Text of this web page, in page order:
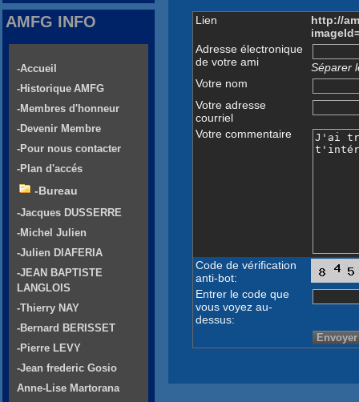
Lien
http://
Adresse électronique
de votre ami
Séparer
Votre nom
Votre adresse
courriel
Votre commentaire
Code de vérification
anti-bot:
Entrer le code que
vous voyez au-
dessus:
AMFG INFO
-Accueil
-Historique AMFG
-Membres d'honneur
-Devenir Membre
-Pour nous contacter
-Plan d'accés
-Bureau
-Jacques DUSSERRE
-Michel Julien
-Julien DIAFERIA
-JEAN BAPTISTE
LANGLOIS
-Thierry NAY
-Bernard BERISSET
-Pierre LEVY
-Jean frederic Gosio
Anne-Lise Martorana